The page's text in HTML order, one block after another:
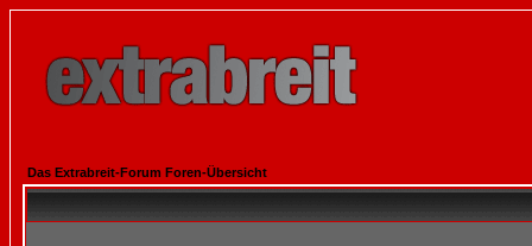
Das Extrabreit-Forum Foren-Übersicht